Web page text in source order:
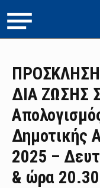
ΔΙΑ ΖΩΣΗΣ
Δημοτικής
2025 –
& ώρα 20.30